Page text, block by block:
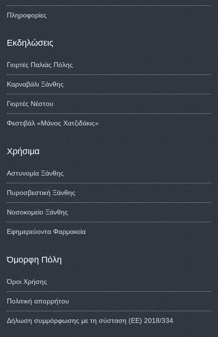
Πληροφορίες
Εκδηλώσεις
Γιορτές Παλιάς Πόλης
Καρναβάλι Ξάνθης
Γιορτές Νέστου
Φεστιβάλ «Μάνος Χατζιδάκις»
Χρήσιμα
Αστυνομία Ξάνθης
Πυροσβεστική Ξάνθης
Νοσοκομείο Ξάνθης
Εφημερεύοντα Φαρμακεία
Όμορφη Πόλη
Όροι Χρήσης
Πολιτική απορρήτου
Δήλωση συμμόρφωσης με τη σύσταση (ΕΕ) 2018/334